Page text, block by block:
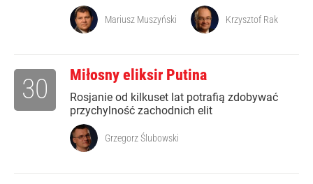
Mariusz Muszyński Krzysztof Rak
Miłosny eliksir Putina
Rosjanie od kilkuset lat potrafią zdobywać
przychylność zachodnich elit
30
Grzegorz Ślubowski